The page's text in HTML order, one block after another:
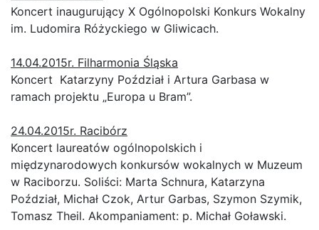
Koncert inaugurujący X Ogólnopolski Konkurs Wokalny
im. Ludomira Różyckiego w Gliwicach.
14.04.2015r. Filharmonia Śląska
Koncert Katarzyny Poździał i Artura Garbasa w
ramach projektu „Europa u Bram”.
24.04.2015r. Racibórz
Koncert laureatów ogólnopolskich i
międzynarodowych konkursów wokalnych w Muzeum
w Raciborzu. Soliści: Marta Schnura, Katarzyna
Poździał, Michał Czok, Artur Garbas, Szymon Szymik,
Tomasz Theil. Akompaniament: p. Michał Goławski.